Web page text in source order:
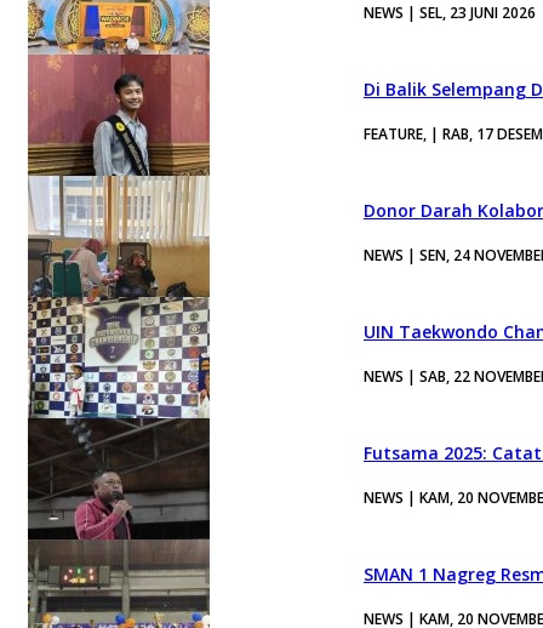
NEWS | SEL, 23 JUNI 2026
Di Balik Selempang
FEATURE, | RAB, 17
Donor Darah
NEWS | SEN, 24
UIN Taekwondo
NEWS | SAB, 22
Futsama 2025:
NEWS | KAM, 20
SMAN 1 Nagreg
NEWS | KAM, 20